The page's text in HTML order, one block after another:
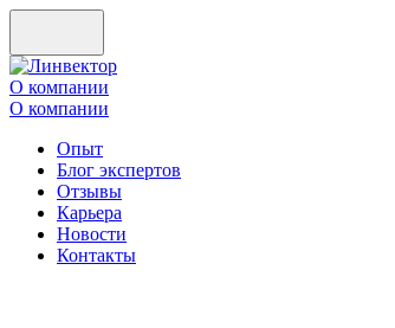
О компании
О компании
Опыт
Блог экспертов
Отзывы
Карьера
Новости
Контакты